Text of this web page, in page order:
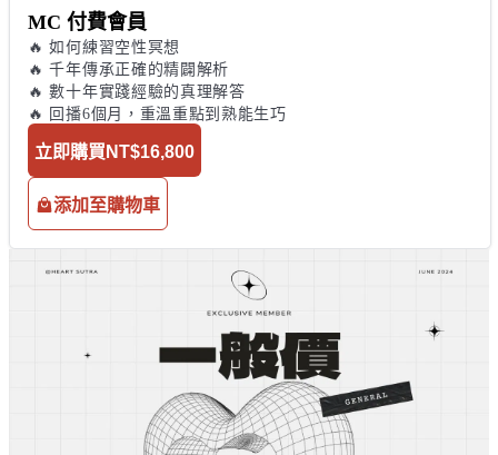
MC 付費會員
🔥 如何練習空性冥想
🔥 千年傳承正確的精闢解析
🔥 數十年實踐經驗的真理解答
🔥 回播6個月，重溫重點到熟能生巧
立即購買 NT$16,800
添加至購物車